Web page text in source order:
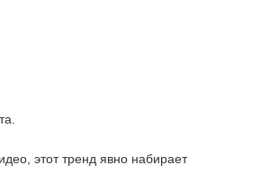
этот тренд явно набирает